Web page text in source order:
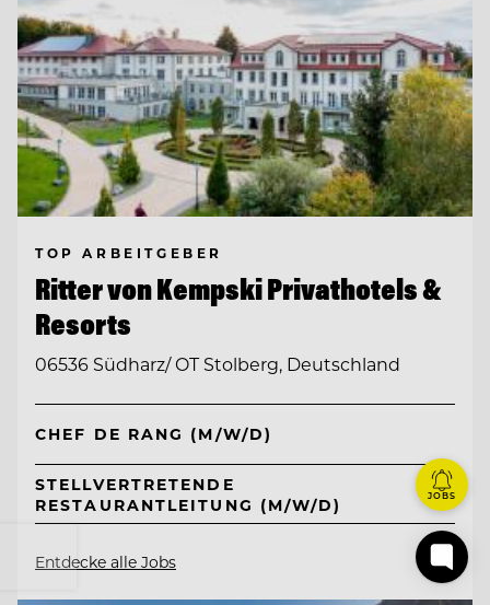
TOP ARBEITGEBER
Ritter von Kempski Privathotels &
Resorts
06536 Südharz/ OT Stolberg, Deutschland
CHEF DE RANG (M/W/D)
STELLVERTRETENDE
RESTAURANTLEITUNG (M/W/D)
Entdecke alle Jobs
JOBS